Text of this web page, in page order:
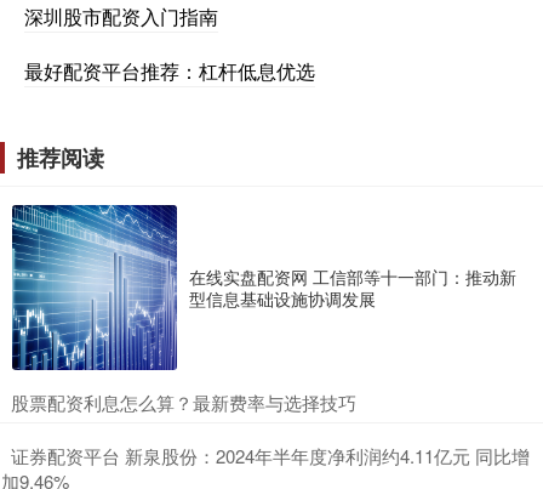
深圳股市配资入门指南
最好配资平台推荐：杠杆低息优选
推荐阅读
在线实盘配资网 工信部等十一部门：推动新
型信息基础设施协调发展
​股票配资利息怎么算？最新费率与选择技巧
​证券配资平台 新泉股份：2024年半年度净利润约4.11亿元 同比增
加9.46%